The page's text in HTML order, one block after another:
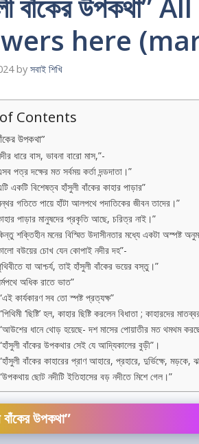
here
by সবাই শিখি
Contents
উপকথা”
ধারে বাস, ভাবনা বারাে মাস,”-
পত্র দক্ষের মত সর্বময় কর্তা দন্ডদাতা।”
একটি বিশেষত্ব হাঁসুলী বাঁকের কাহার পাড়ার”
গতিতে পায়ে হাঁটা আলপথে পদাতিকের জীবন তাদের।”
পাড়ার মানুষদের প্রকৃতি আছে, চরিত্র নাই।”
শক্তিহীন মনের বিস্মিত উদাসীনতার মধ্যে একটা অস্পষ্ট
বউয়ের চোখ যেন কোপাই নদীর দহ”-
যা আশ্চর্য, তাই হাঁসুলী বাঁকের ভয়ের বস্তু।”
অধিক রাতে ভাত”
কার্যকারণ সব তাে স্পষ্ট প্রত্যক্ষ”
‘ছিষ্টি’ হল, কাহার ছিষ্টি করলেন বিধাতা ; কাহারদের
ধানে থােড় হয়েছে- দশ মাসের পােয়াতীর মত থমথম
বাঁকের উপকথার সেই যে আদ্যিকালের বুড়ী”।
বাঁকের কাহারের প্রাণ আহারে, প্রহারে, দুর্ভিক্ষে,
ছােট নদীটি ইতিহাসের বড় নদীতে মিশে গেল।”
বাঁকের উপকথা”